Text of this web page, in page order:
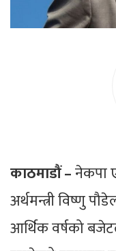
काठमाडौं –नेकपा
अर्थमन्त्री विष्णु
आर्थिक वर्षको